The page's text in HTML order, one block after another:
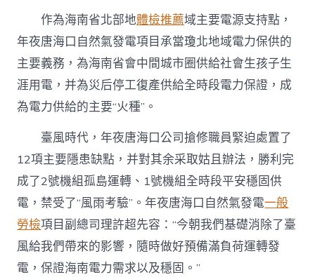
作為海南省北部地體檢推薦域主要電源支持點，
年夜唐海口自然氣發電項目承當瓊北地域電力保供的
主要義務，為海南省會中間城市圈供給社會生孩子生
涯用電，并為災后停工復產供給全時段電力保證，成
為電力供給的主要“火種”。
臺風時代，年夜唐海口公司搶修職員緊迫處置了
12項主要隱患缺點，并對其余采取姑且辦法，勝利完
成了2號機組孤島運轉、1號機組全時段平安穩固供
電，禁受了“風雨考驗”。年夜唐海口自然氣發電一般
勞檢項目副總司理許超先容：“今朝我們基礎消除了臺
風給我們帶來的影響，隨時做好預備滿負荷運轉發
電，保證海南電力需求以及穩固。”